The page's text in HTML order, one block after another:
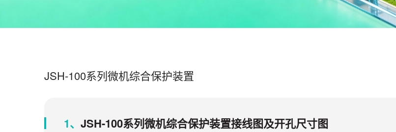
JSH-100系列微机综合保护装置
1、 JSH-100系列微机综合保护装置接线图及开孔尺寸图